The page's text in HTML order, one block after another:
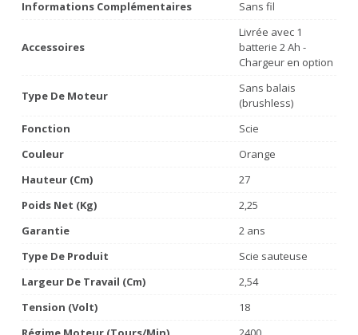
Informations Complémentaires
Sans fil
Accessoires
Livrée avec 1
batterie 2 Ah -
Chargeur en option
Type De Moteur
Sans balais
(brushless)
Fonction
Scie
Couleur
Orange
Hauteur (cm)
27
Poids Net (Kg)
2,25
Garantie
2 ans
Type De Produit
Scie sauteuse
Largeur De Travail (cm)
2,54
Tension (volt)
18